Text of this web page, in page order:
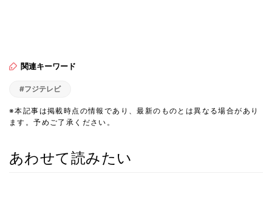
関連キーワード
#フジテレビ
※本記事は掲載時点の情報であり、最新のものとは異なる場合があり
ます。予めご了承ください。
あわせて読みたい